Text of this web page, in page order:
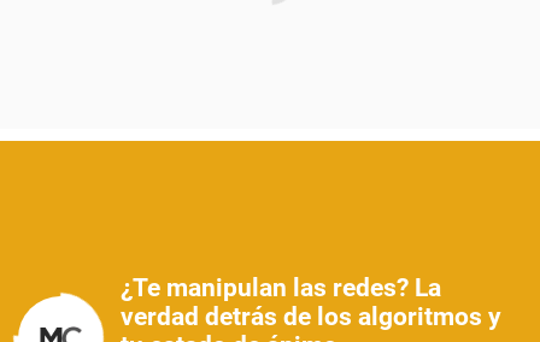
¿Te manipulan las redes? La
verdad detrás de los algoritmos y